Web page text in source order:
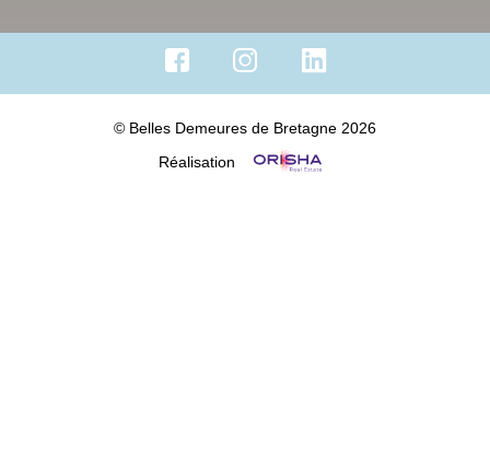
© Belles Demeures de Bretagne 2026
Réalisation